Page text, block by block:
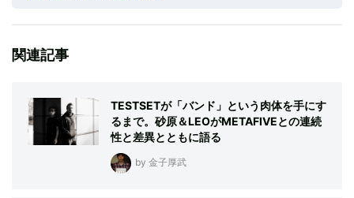
関連記事
TESTSETが「バンド」という肉体を手にす
るまで。砂原＆LEOがMETAFIVEとの連続
性と差異とともに語る
by 金子厚武